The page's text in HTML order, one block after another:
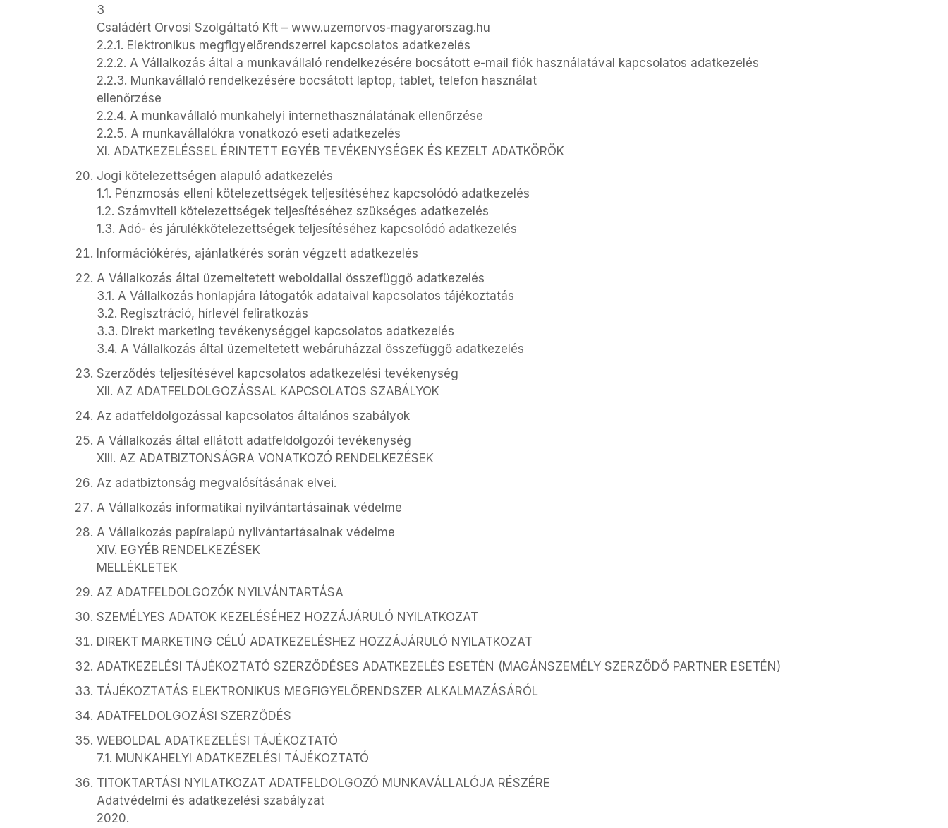
3
Családért Orvosi Szolgáltató Kft – www.uzemorvos-magyarorszag.hu
2.2.1. Elektronikus megfigyelőrendszerrel kapcsolatos adatkezelés
2.2.2. A Vállalkozás által a munkavállaló rendelkezésére bocsátott e-mail fiók használatával kapcsolatos adatkezelés
2.2.3. Munkavállaló rendelkezésére bocsátott laptop, tablet, telefon használat
ellenőrzése
2.2.4. A munkavállaló munkahelyi internethasználatának ellenőrzése
2.2.5. A munkavállalókra vonatkozó eseti adatkezelés
XI. ADATKEZELÉSSEL ÉRINTETT EGYÉB TEVÉKENYSÉGEK ÉS KEZELT ADATKÖRÖK
Jogi kötelezettségen alapuló adatkezelés
1.1. Pénzmosás elleni kötelezettségek teljesítéséhez kapcsolódó adatkezelés
1.2. Számviteli kötelezettségek teljesítéséhez szükséges adatkezelés
1.3. Adó- és járulékkötelezettségek teljesítéséhez kapcsolódó adatkezelés
Információkérés, ajánlatkérés során végzett adatkezelés
A Vállalkozás által üzemeltetett weboldallal összefüggő adatkezelés
3.1. A Vállalkozás honlapjára látogatók adataival kapcsolatos tájékoztatás
3.2. Regisztráció, hírlevél feliratkozás
3.3. Direkt marketing tevékenységgel kapcsolatos adatkezelés
3.4. A Vállalkozás által üzemeltetett webáruházzal összefüggő adatkezelés
Szerződés teljesítésével kapcsolatos adatkezelési tevékenység
XII. AZ ADATFELDOLGOZÁSSAL KAPCSOLATOS SZABÁLYOK
Az adatfeldolgozással kapcsolatos általános szabályok
A Vállalkozás által ellátott adatfeldolgozói tevékenység
XIII. AZ ADATBIZTONSÁGRA VONATKOZÓ RENDELKEZÉSEK
Az adatbiztonság megvalósításának elvei.
A Vállalkozás informatikai nyilvántartásainak védelme
A Vállalkozás papíralapú nyilvántartásainak védelme
XIV. EGYÉB RENDELKEZÉSEK
MELLÉKLETEK
AZ ADATFELDOLGOZÓK NYILVÁNTARTÁSA
SZEMÉLYES ADATOK KEZELÉSÉHEZ HOZZÁJÁRULÓ NYILATKOZAT
DIREKT MARKETING CÉLÚ ADATKEZELÉSHEZ HOZZÁJÁRULÓ NYILATKOZAT
ADATKEZELÉSI TÁJÉKOZTATÓ SZERZŐDÉSES ADATKEZELÉS ESETÉN (MAGÁNSZEMÉLY SZERZŐDŐ PARTNER ESETÉN)
TÁJÉKOZTATÁS ELEKTRONIKUS MEGFIGYELŐRENDSZER ALKALMAZÁSÁRÓL
ADATFELDOLGOZÁSI SZERZŐDÉS
WEBOLDAL ADATKEZELÉSI TÁJÉKOZTATÓ
7.1. MUNKAHELYI ADATKEZELÉSI TÁJÉKOZTATÓ
TITOKTARTÁSI NYILATKOZAT ADATFELDOLGOZÓ MUNKAVÁLLALÓJA RÉSZÉRE
Adatvédelmi és adatkezelési szabályzat
2020.